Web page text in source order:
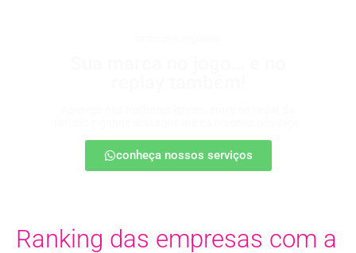
conheça nossos serviços
Ranking das empresas com a